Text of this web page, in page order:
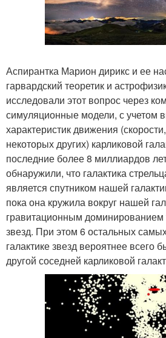
Аспирантка Марион дирикс и ее
гарвардский теоретик и
исследовали этот вопрос через
симуляционные модели, с учетом
характеристик движения
некоторых других) карликовой
последние более 8 миллиардов
обнаружили, что галактика
является спутником нашей
пока она кружила вокруг нашей
гравитационным доминированием
звезд. При этом 6 остальных
галактике звезд вероятнее всего
другой соседней карликовой